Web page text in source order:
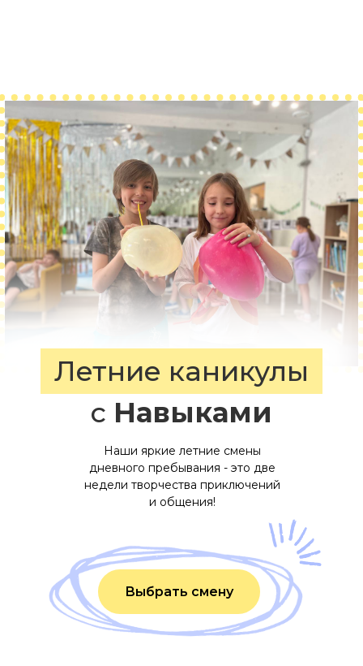
Летние каникулы
с Навыками
Наши яркие летние смены
дневного пребывания - это две
недели творчества приключений
и общения!
Выбрать смену